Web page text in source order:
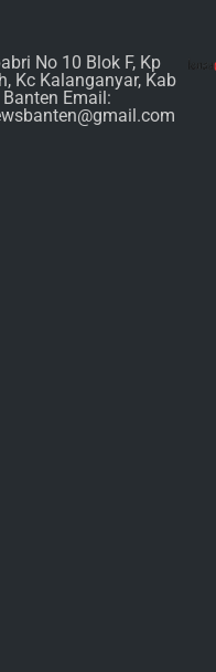
No 10 Blok F, Kp
Kc Kalanganyar, Kab
Banten Email: